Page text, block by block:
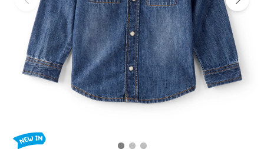
OUTLET
Skip-
hop